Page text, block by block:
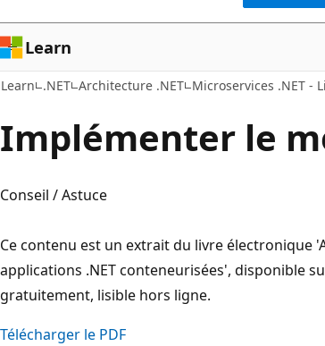
Learn
Learn .NET Architecture .NET Microservices .NET -
Implémenter le
Conseil / Astuce
Ce contenu est un extrait du livre électronique
applications .NET conteneurisées', disponible
gratuitement, lisible hors ligne.
Télécharger le PDF